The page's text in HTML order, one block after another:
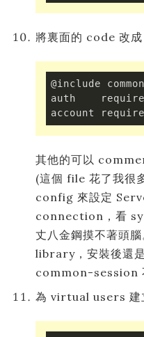
將裏面的 code 改成
@include
auth
account
其他的可以
(這個 file 花了我很
config 來設定
connection，看
丈八金鋼摸不著頭
library，安裝後還
common-session
為 virtual users 建